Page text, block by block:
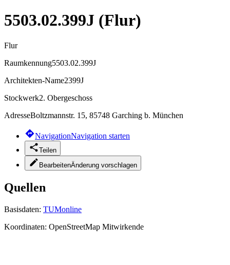
5503.02.399J (Flur)
Flur
Raumkennung5503.02.399J
Architekten-Name2399J
Stockwerk2. Obergeschoss
AdresseBoltzmannstr. 15, 85748 Garching b. München
NavigationNavigation starten
Teilen
BearbeitenÄnderung vorschlagen
Quellen
Basisdaten: TUMonline
Koordinaten: OpenStreetMap Mitwirkende